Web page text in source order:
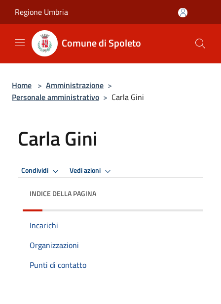
Regione Umbria
Comune di Spoleto
Home > Amministrazione >
Personale amministrativo > Carla Gini
Carla Gini
Condividi Vedi azioni
INDICE DELLA PAGINA
Incarichi
Organizzazioni
Punti di contatto